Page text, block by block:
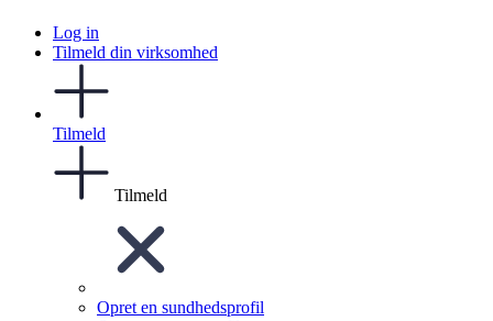
Log in
Tilmeld din virksomhed
Tilmeld
Tilmeld
Opret en sundhedsprofil